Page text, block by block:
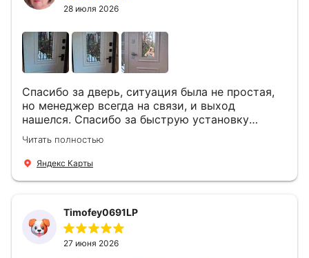
28 июля 2026
Спасибо за дверь, ситуация была не простая,
но менеджер всегда на связи, и выход
нашелся. Спасибо за быструю установку
Роману, один и привёз, и установил. Надеюсь,
что дверь нам долго послужит
Читать полностью
Яндекс Карты
Timofey0691LP
27 июня 2026